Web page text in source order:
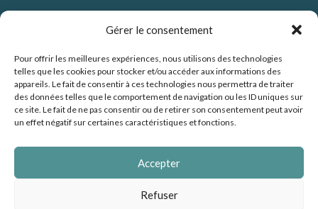
Gérer le consentement
Pour offrir les meilleures expériences, nous utilisons des technologies
telles que les cookies pour stocker et/ou accéder aux informations des
appareils. Le fait de consentir à ces technologies nous permettra de traiter
des données telles que le comportement de navigation ou les ID uniques sur
ce site. Le fait de ne pas consentir ou de retirer son consentement peut avoir
un effet négatif sur certaines caractéristiques et fonctions.
Accepter
Refuser
Politique de confidentialité
Mentions légales